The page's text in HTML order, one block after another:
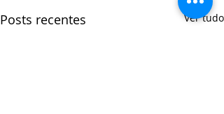
Posts recentes Ver tudo